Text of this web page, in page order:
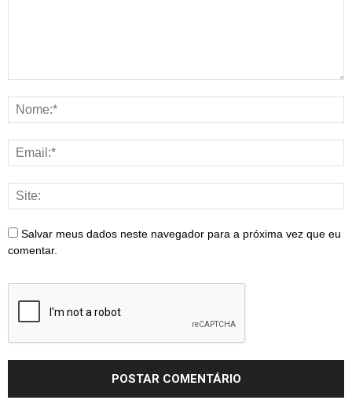
Salvar meus dados neste navegador para a próxima vez que eu
comentar.